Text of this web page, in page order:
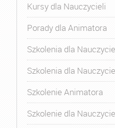
Kursy dla Nauczycieli
Porady dla Animatora
Szkolenia dla
Szkolenia dla
Szkolenie Animatora
Szkolenie dla